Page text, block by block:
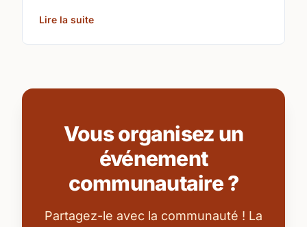
Lire la suite
Vous organisez un
événement
communautaire ?
Partagez-le avec la communauté ! La